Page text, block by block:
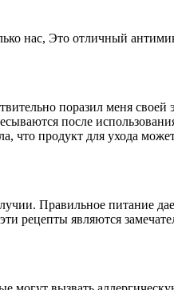
нас, Это отличный
поразил меня
после
что продукт для ухода
Правильное питание
рецепты являются